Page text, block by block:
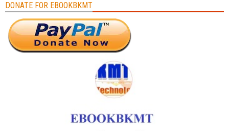
DONATE FOR EBOOKBKMT